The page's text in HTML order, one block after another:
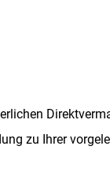
zu Ihrer